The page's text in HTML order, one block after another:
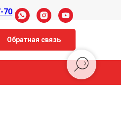
70
Обратная связь